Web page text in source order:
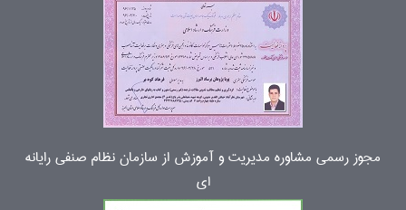
مجوز رسمی مشاوره مدیریت و آموزش از سازمان نظام صنفی رایانه
ای